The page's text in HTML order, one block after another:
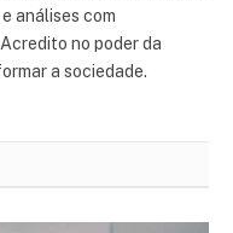
análises com
no poder da
a sociedade.